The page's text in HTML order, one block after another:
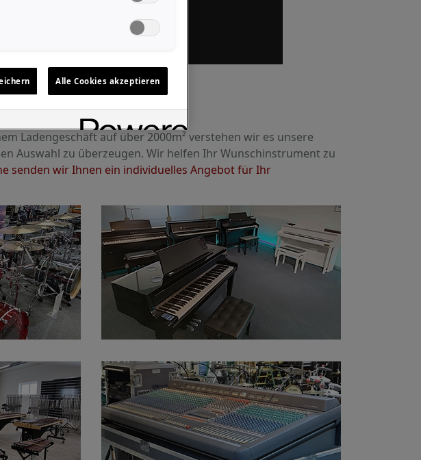
uns
Ladengeschäft auf über 2000m² verstehen wir es unsere
Auswahl zu überzeugen. Wir helfen Ihr Wunschinstrument zu
senden wir Ihnen ein individuelles Angebot für Ihr
Alle Cookies akzeptieren